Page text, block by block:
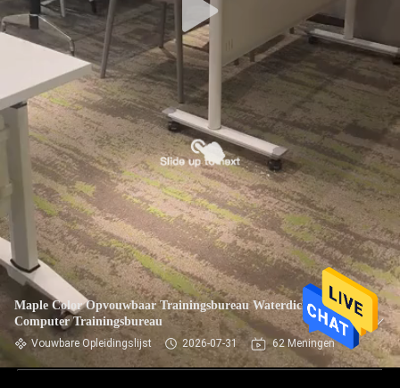
Maple Color Opvouwbaar Trainingsbureau Waterdicht
Computer Trainingsbureau
Vouwbare Opleidingslijst 2026-07-31 62 Meningen